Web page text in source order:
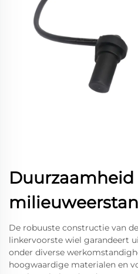
Duurzaamheid
De robuuste constructie van
linkervoorste wiel garandeert
onder diverse
hoogwaardige materialen en